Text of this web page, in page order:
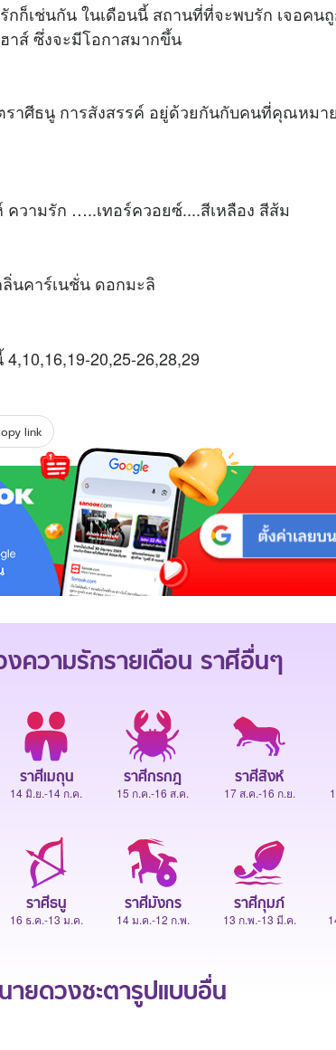
M
ก็เช่นกัน ในเดือนนี้ สถานที่ที่จะพบรัก เจอคน
าส์ ซึ่งจะมีโอกาสมากขึ้น
าศีธนู การสังสรรค์ อยู่ด้วยกันกับคนที่คุณหมา
วามรัก …..เทอร์ควอยซ์....สีเหลือง สีส้ม
นคาร์เนชั่น ดอกมะลิ
20,25-26,28,29
link
งความรักรายเดือน ราศีอื่นๆ
ราศีเมถุน
14 มิ.ย.-14 ก.ค.
ราศีกรกฎ
15 ก.ค.-16 ส.ค.
ราศีสิงห์
17 ส.ค.-16 ก.ย.
ราศีธนู
16 ธ.ค.-13 ม.ค.
ราศีมังกร
14 ม.ค.-12 ก.พ.
ราศีกุมภ์
13 ก.พ.-13 มี.ค.
ายดวงชะตารูปแบบอื่น